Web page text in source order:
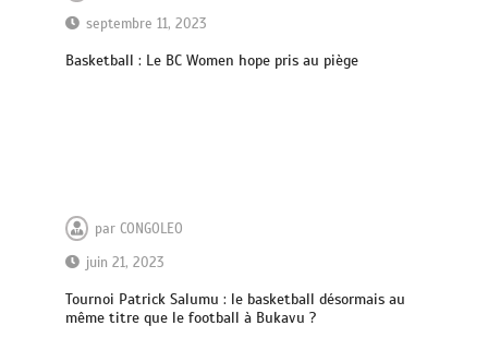
septembre 11, 2023
Basketball : Le BC Women hope pris au piège
parCONGOLEO
juin 21, 2023
Tournoi Patrick Salumu : le basketball désormais au
même titre que le football à Bukavu ?